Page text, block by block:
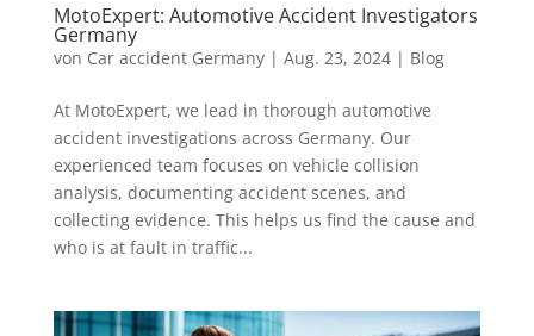
MotoExpert: Automotive Accident Investigators
Germany
von Car accident Germany| Aug. 23, 2024| Blog
At MotoExpert, we lead in thorough automotive
accident investigations across Germany. Our
experienced team focuses on vehicle collision
analysis, documenting accident scenes, and
collecting evidence. This helps us find the cause and
who is at fault in traffic...